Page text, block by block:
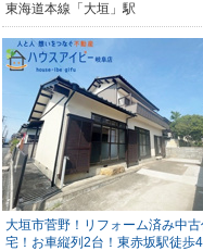
東海道本線「大垣」駅
大垣市菅野！リフォーム済み中
宅！お車縦列2台！東赤坂駅徒歩4